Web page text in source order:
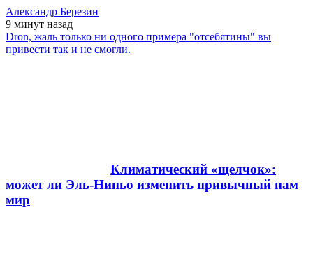
Александр Березин
9 минут назад
Dron, жаль только ни одного примера "отсебятины" вы
привести так и не смогли.
Климатический «щелчок»:
может ли Эль-Ниньо изменить привычный нам
мир